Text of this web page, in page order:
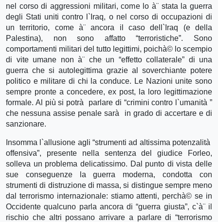
nel corso di aggressioni militari, come lo à¨ stata la guerra
degli Stati uniti contro l`Iraq, o nel corso di occupazioni di
un territorio, come à¨ ancora il caso dell`Iraq (e della
Palestina), non sono affatto “terroristiche”. Sono
comportamenti militari del tutto legittimi, poichà© lo scempio
di vite umane non à¨ che un “effetto collaterale” di una
guerra che si autolegittima grazie al soverchiante potere
politico e militare di chi la conduce. Le Nazioni unite sono
sempre pronte a concedere, ex post, la loro legittimazione
formale. Al più si potrà parlare di “crimini contro l`umanità ”
che nessuna assise penale sarà in grado di accertare e di
sanzionare.
Insomma l`allusione agli “strumenti ad altissima potenzalità
offensiva”, presente nella sentenza del giudice Forleo,
solleva un problema delicatissimo. Dal punto di vista delle
sue conseguenze la guerra moderna, condotta con
strumenti di distruzione di massa, si distingue sempre meno
dal terrorismo internazionale: stiamo attenti, perchà© se in
Occidente qualcuno parla ancora di “guerra giusta”, c`à¨ il
rischio che altri possano arrivare a parlare di “terrorismo